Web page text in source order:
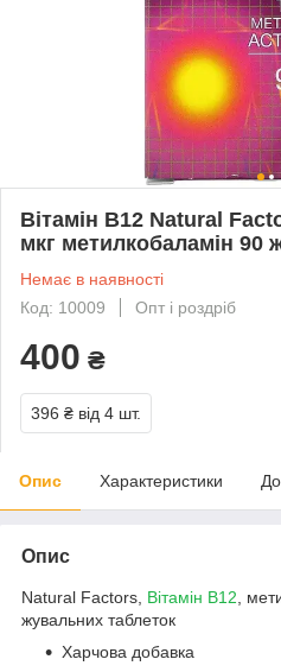
Вітамін B12 Natural
мкг метилкобаламін 90
Немає в наявності
Код: 10009
Опт і роздріб
400 ₴
396 ₴ від 4 шт.
Опис Характеристики
Опис
Natural Factors, Вітамін B12 ,
жувальних таблеток
Харчова добавка